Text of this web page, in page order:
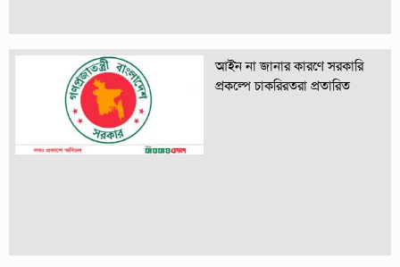
আইন না জানার কারণে সরকারি
প্রকল্পে চাকরিরতরা প্রতারিত